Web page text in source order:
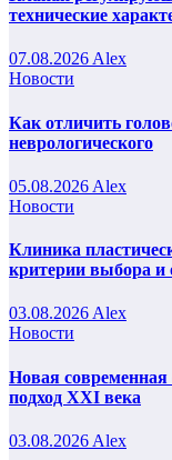
технические
07.08.2026 Alex
Новости
Как отличить
неврологического
05.08.2026 Alex
Новости
Клиника
критерии выбора и
03.08.2026Alex
Новости
Новая современная
подход XXI века
03.08.2026 Alex